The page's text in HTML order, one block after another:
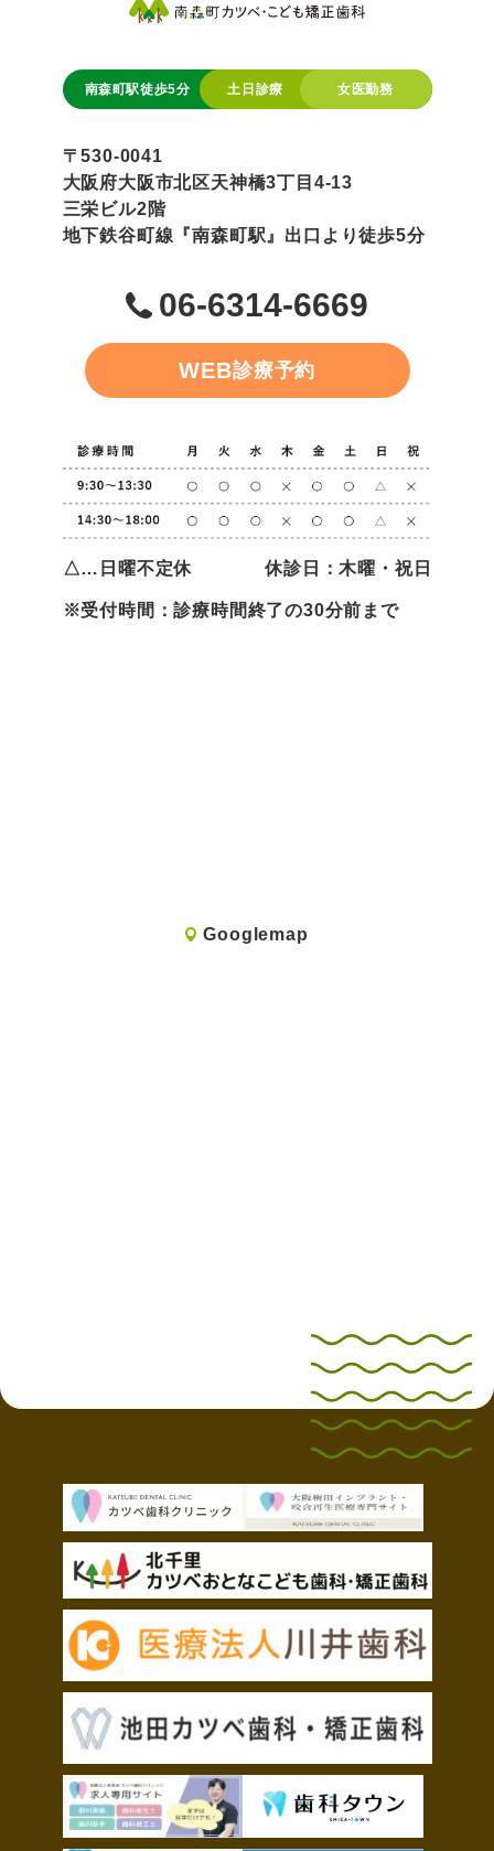
南森町駅徒歩5分 土日診療 女医勤務
〒530-0041
大阪府大阪市北区天神橋3丁目4-13
三栄ビル2階
地下鉄谷町線『南森町駅』出口より徒歩5分
06-6314-6669
WEB診療予約
△…日曜不定休 休診日：木曜・祝日
※受付時間：診療時間終了の30分前まで
Googlemap